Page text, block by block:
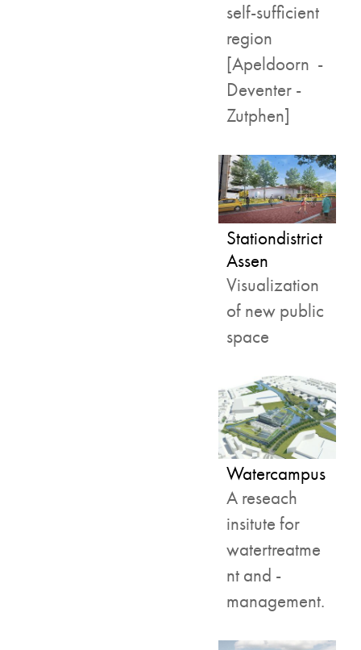
self-sufficient
region
[Apeldoorn -
Deventer -
Zutphen]
Stationdistrict
Assen
Visualization
of new public
space
Watercampus
A reseach
insitute for
watertreatme
nt and -
management.